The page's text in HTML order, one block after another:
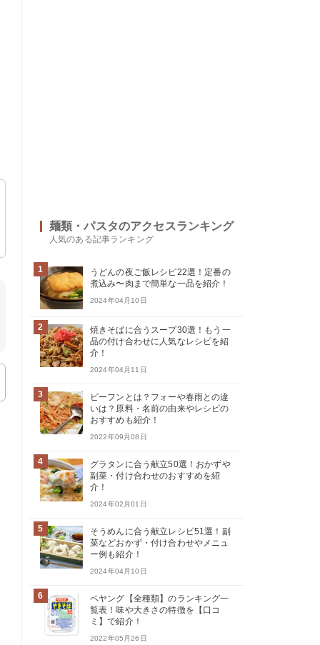
麺類・パスタのアクセスランキング
人気のある記事ランキング
1
うどんの夜ご飯レシピ22選！定番の
煮込み〜肉まで簡単な一品を紹介！
2024年04月10日
2
焼きそばに合うスープ30選！もう一
品の付け合わせに人気なレシピを紹
介！
2024年04月11日
3
ビーフンとは？フォーや春雨との違
いは？原料・名前の由来やレシピの
おすすめも紹介！
2022年09月08日
4
グラタンに合う献立50選！おかずや
副菜・付け合わせのおすすめを紹
介！
2024年02月01日
5
そうめんに合う献立レシピ51選！副
菜などおかず・付け合わせやメニュ
ー例も紹介！
2024年04月10日
6
ペヤング【全種類】のランキング一
覧表！味や大きさの特徴を【口コ
ミ】で紹介！
2022年05月26日